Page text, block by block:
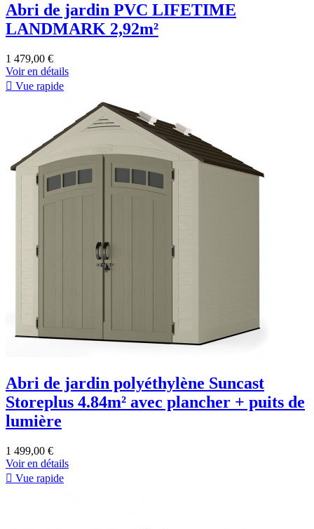
Abri de jardin PVC LIFETIME
LANDMARK 2,92m²
1 479,00 €
Voir en détails
 Vue rapide
Abri de jardin polyéthylène Suncast
Storeplus 4.84m² avec plancher + puits de
lumière
1 499,00 €
Voir en détails
 Vue rapide